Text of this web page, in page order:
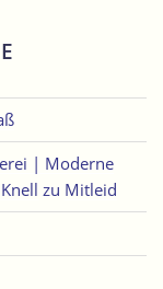
| Moderne
zu Mitleid